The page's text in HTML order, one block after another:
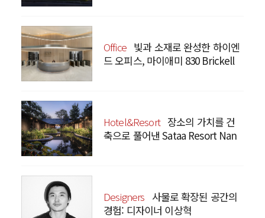
Office 빛과 소재로 완성한 하이엔
드 오피스, 마이애미 830 Brickell
Hotel&Resort 장소의 가치를 건
축으로 풀어낸 Sataa Resort Nan
Designers 사물로 확장된 공간의
경험: 디자이너 이상혁